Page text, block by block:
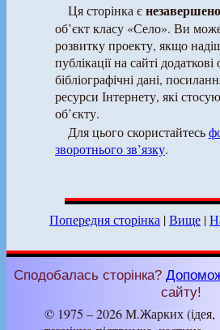
Ця сторінка є
об’єкт класу «Село». Ви
розвитку проекту, якщо
публікації на сайті
бібліографічні дані,
ресурси Інтернету, які
об’єкту.
Для цього скористайтесь
зворотнього зв’язку.
Попередня сторінка |Вище |
Сподобалась сторінка?
сайту!
© 1975 – 2026 М.Жарких (ідея,